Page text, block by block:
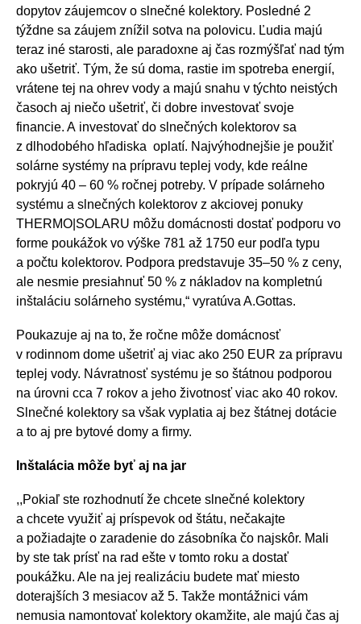
dopytov záujemcov o slnečné kolektory. Posledné 2
týždne sa záujem znížil sotva na polovicu. Ľudia majú
teraz iné starosti, ale paradoxne aj čas rozmýšľať nad tým
ako ušetriť. Tým, že sú doma, rastie im spotreba energií,
vrátene tej na ohrev vody a majú snahu v týchto neistých
časoch aj niečo ušetriť, či dobre investovať svoje
financie. A investovať do slnečných kolektorov sa
z dlhodobého hľadiska oplatí. Najvýhodnejšie je použiť
solárne systémy na prípravu teplej vody, kde reálne
pokryjú 40 – 60 % ročnej potreby. V prípade solárneho
systému a slnečných kolektorov z akciovej ponuky
THERMO|SOLARU môžu domácnosti dostať podporu vo
forme poukážok vo výške 781 až 1750 eur podľa typu
a počtu kolektorov. Podpora predstavuje 35–50 % z ceny,
ale nesmie presiahnuť 50 % z nákladov na kompletnú
inštaláciu solárneho systému,“ vyratúva A.Gottas.
Poukazuje aj na to, že ročne môže domácnosť
v rodinnom dome ušetriť aj viac ako 250 EUR za prípravu
teplej vody. Návratnosť systému je so štátnou podporou
na úrovni cca 7 rokov a jeho životnosť viac ako 40 rokov.
Slnečné kolektory sa však vyplatia aj bez štátnej dotácie
a to aj pre bytové domy a firmy.
Inštalácia môže byť aj na jar
,,Pokiaľ ste rozhodnutí že chcete slnečné kolektory
a chcete využiť aj príspevok od štátu, nečakajte
a požiadajte o zaradenie do zásobníka čo najskôr. Mali
by ste tak prísť na rad ešte v tomto roku a dostať
poukážku. Ale na jej realizáciu budete mať miesto
doterajších 3 mesiacov až 5. Takže montážnici vám
nemusia namontovať kolektory okamžite, ale majú čas aj